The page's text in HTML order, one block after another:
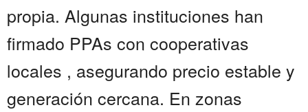
propia. Algunas instituciones han
firmado PPAs con cooperativas
locales , asegurando precio estable y
generación cercana. En zonas